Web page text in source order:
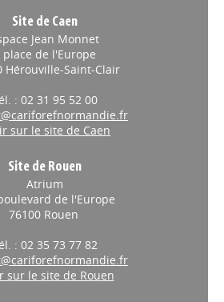
Site de Caen
Jean Monnet
place de l'Europe
Hérouville-Saint-Clair
: 02 31 95 52 00
sur le site de Caen
Site de Rouen
Atrium
de l'Europe
76100 Rouen
: 02 35 73 77 82
sur le site de Rouen